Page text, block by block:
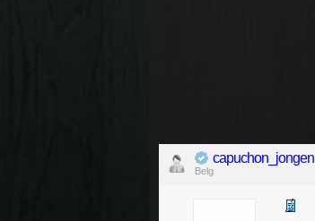
capuchon_jongen
Belg